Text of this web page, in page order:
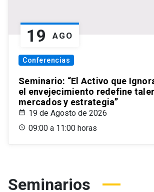
19 AGO
Conferencias
Seminario: “El Activo que
el envejecimiento redefine
mercados y estrategia”
19 de Agosto de 2026
09:00 a 11:00 horas
Seminarios